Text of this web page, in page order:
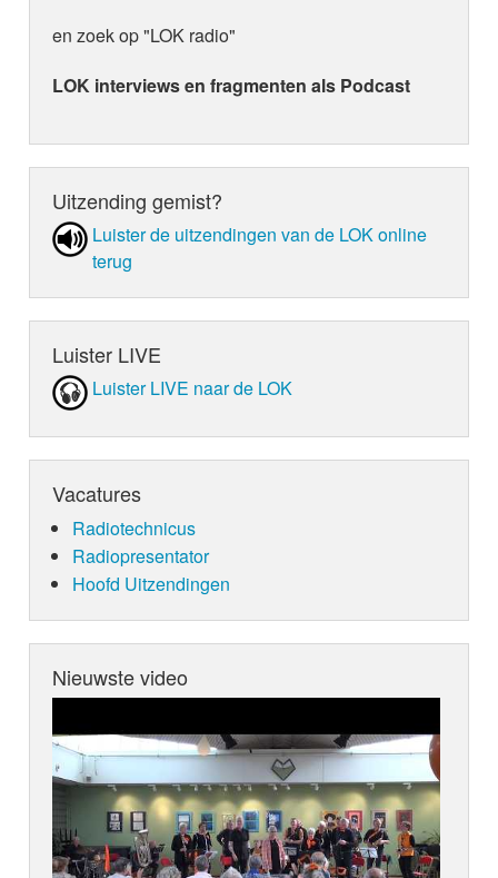
en zoek op "LOK radio"
LOK interviews en fragmenten als Podcast
Uitzending gemist?
Luister de uit­zen­din­gen van de LOK online
terug
Luister LIVE
Luister LIVE naar de LOK
Vacatures
Radiotechnicus
Radiopresentator
Hoofd Uitzendingen
Nieuwste video